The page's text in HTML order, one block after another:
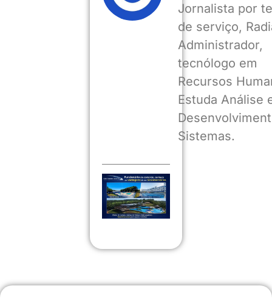
Jornalista por
de serviço,
Administrador,
tecnólogo em
Recursos
Estuda Análise
Sistemas.